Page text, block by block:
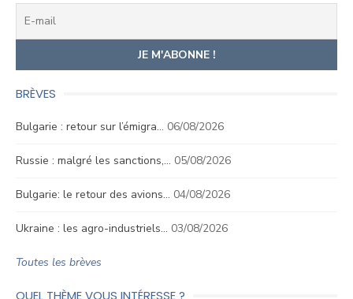
BRÈVES
Bulgarie : retour sur l’émigra… 06/08/2026
Russie : malgré les sanctions,… 05/08/2026
Bulgarie: le retour des avions… 04/08/2026
Ukraine : les agro-industriels… 03/08/2026
Toutes les brèves
QUEL THÈME VOUS INTÉRESSE ?